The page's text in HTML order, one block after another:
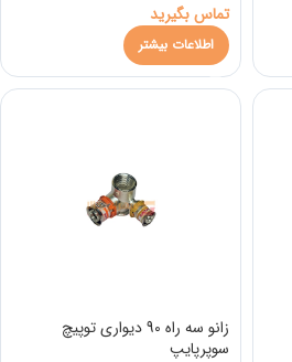
تماس بگیرید
اطلاعات بیشتر
زانو سه راه 90 دیواری توپیچ
سوپرپایپ